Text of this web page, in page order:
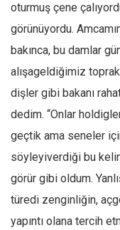
Dünya
Avrupa
Asya
Avustralya
Tarih
Düşünce
Dosyalar
oturmuş çene
görünüyordu.
bakınca, bu damlar
alışageldiğimiz
dişler gibi bakanı
dedim. “Onlar
geçtik ama seneler
söyleyiverdiği bu
görür gibi oldum.
türedi zenginliğin,
yapıntı olana tercih